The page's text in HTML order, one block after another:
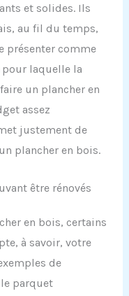
et solides. Ils
au fil du temps,
présenter comme
laquelle la
un plancher en
assez
justement de
plancher en bois.
être rénovés
en bois, certains
à savoir, votre
de
parquet